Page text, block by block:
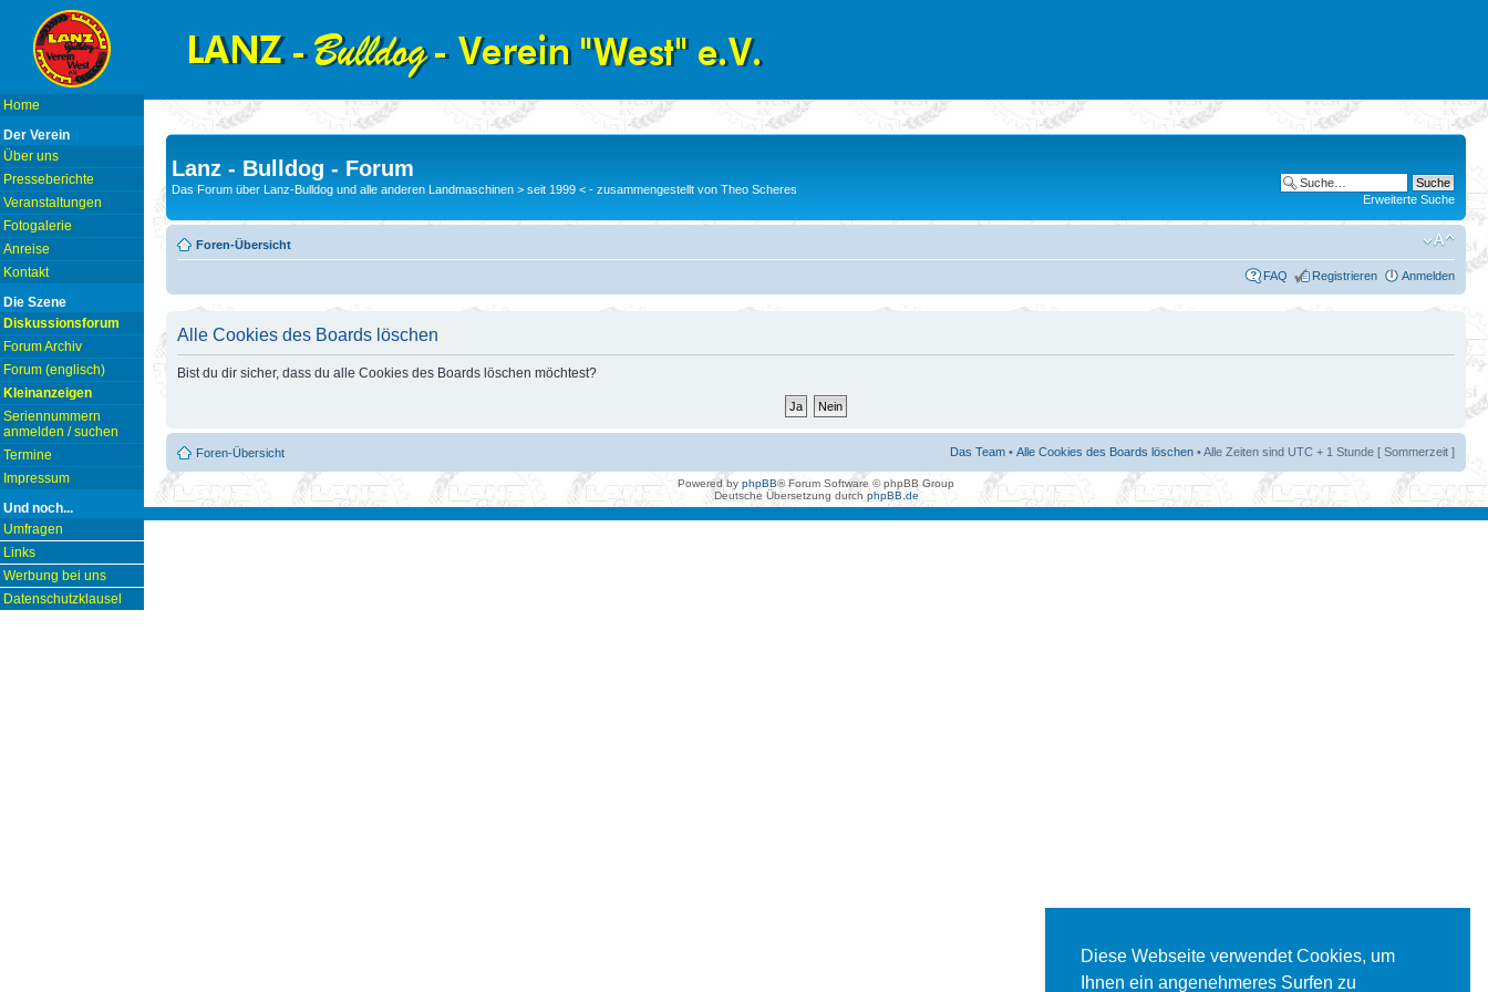
Diese Webseite verwendet Cookies, um
Ihnen ein angenehmeres Surfen zu
Home
Der Verein
Über uns
Presseberichte
Veranstaltungen
Fotogalerie
Anreise
Kontakt
Die Szene
Diskussionsforum
Forum Archiv
Forum (englisch)
Kleinanzeigen
Seriennummern
anmelden / suchen
Termine
Impressum
Und noch...
Umfragen
Links
Werbung bei uns
Datenschutzklausel
Lanz - Bulldog - Forum
Das Forum über Lanz-Bulldog und alle anderen Landmaschinen > seit 1999 < - zusammengestellt von Theo Scheres
Erweiterte Suche
Foren-Übersicht
FAQ Registrieren Anmelden
Alle Cookies des Boards löschen
Bist du dir sicher, dass du alle Cookies des Boards löschen möchtest?
Foren-Übersicht Das Team • Alle Cookies des Boards löschen • Alle Zeiten sind UTC + 1 Stunde [ Sommerzeit ]
Powered by phpBB® Forum Software © phpBB Group
Deutsche Übersetzung durch phpBB.de